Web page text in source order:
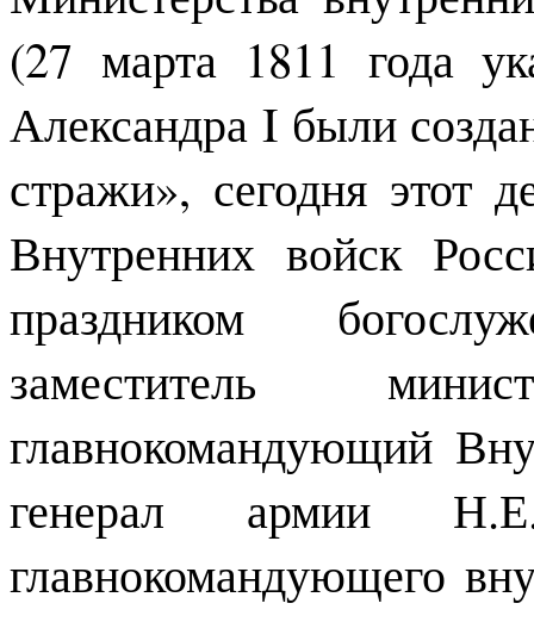
(27 марта 1811 года
Александра I были
стражи», сегодня этот
Внутренних войск
праздником
заместитель
главнокомандующий
генерал армии
главнокомандующего